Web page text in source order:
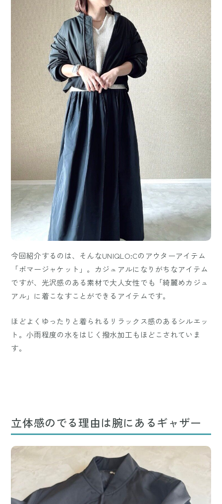
今回紹介するのは、そんなUNIQLO:Cのアウターアイテム
「ボマージャケット」。カジュアルになりがちなアイテム
ですが、光沢感のある素材で大人女性でも「綺麗めカジュ
アル」に着こなすことができるアイテムです。
ほどよくゆったりと着られるリラックス感のあるシルエッ
ト。小雨程度の水をはじく撥水加工もほどこされていま
す。
立体感のでる理由は腕にあるギャザー